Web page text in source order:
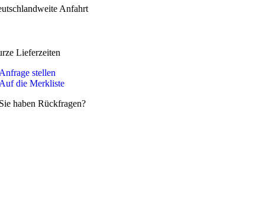
Anfahrt
Lieferzeiten
stellen
die Merkliste
haben Rückfragen?